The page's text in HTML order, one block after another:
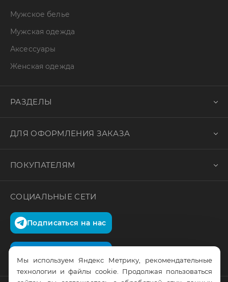
Мужское белье
Мужская одежда
Аксессуары
Женская одежда
РАЗДЕЛЫ
ДЛЯ ОФОРМЛЕНИЯ ЗАКАЗА
ПОКУПАТЕЛЯМ
СОЦИАЛЬНЫЕ СЕТИ
Подписаться на нас
Мы используем Яндекс Метрику, рекомендательные
технологии и файлы cookie. Продолжая пользоваться